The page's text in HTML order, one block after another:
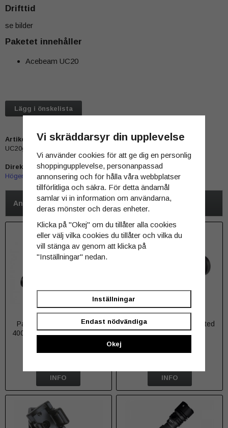
Drifttid
se bilder
Paketet innehåller
Acebeam UC20
Lägg i önskelista
Artikelnummer:
UC20grön
Direktlänk:
Högerklicka och kopiera adressen
Andra har även köpt
Pannlampa Acebeam H30
4000 lumen + RÖD + GRÖN
1 569 kr
INFO
Acebeam G15 Rail-mounted
Light 1800 lumen
1 395 kr
INFO
Vi skräddarsyr din upplevelse
Vi använder cookies för att ge dig en personlig
shoppingupplevelse, personanpassad
annonsering och för hålla våra webbplatser
tillförlitliga och säkra. För detta ändamål
samlar vi in information om användarna,
deras mönster och deras enheter.
Klicka på "Okej" om du tillåter alla cookies
eller välj vilka cookies du tillåter och vilka du
vill stänga av genom att klicka på
"Inställningar" nedan.
Inställningar
Endast nödvändiga
Okej